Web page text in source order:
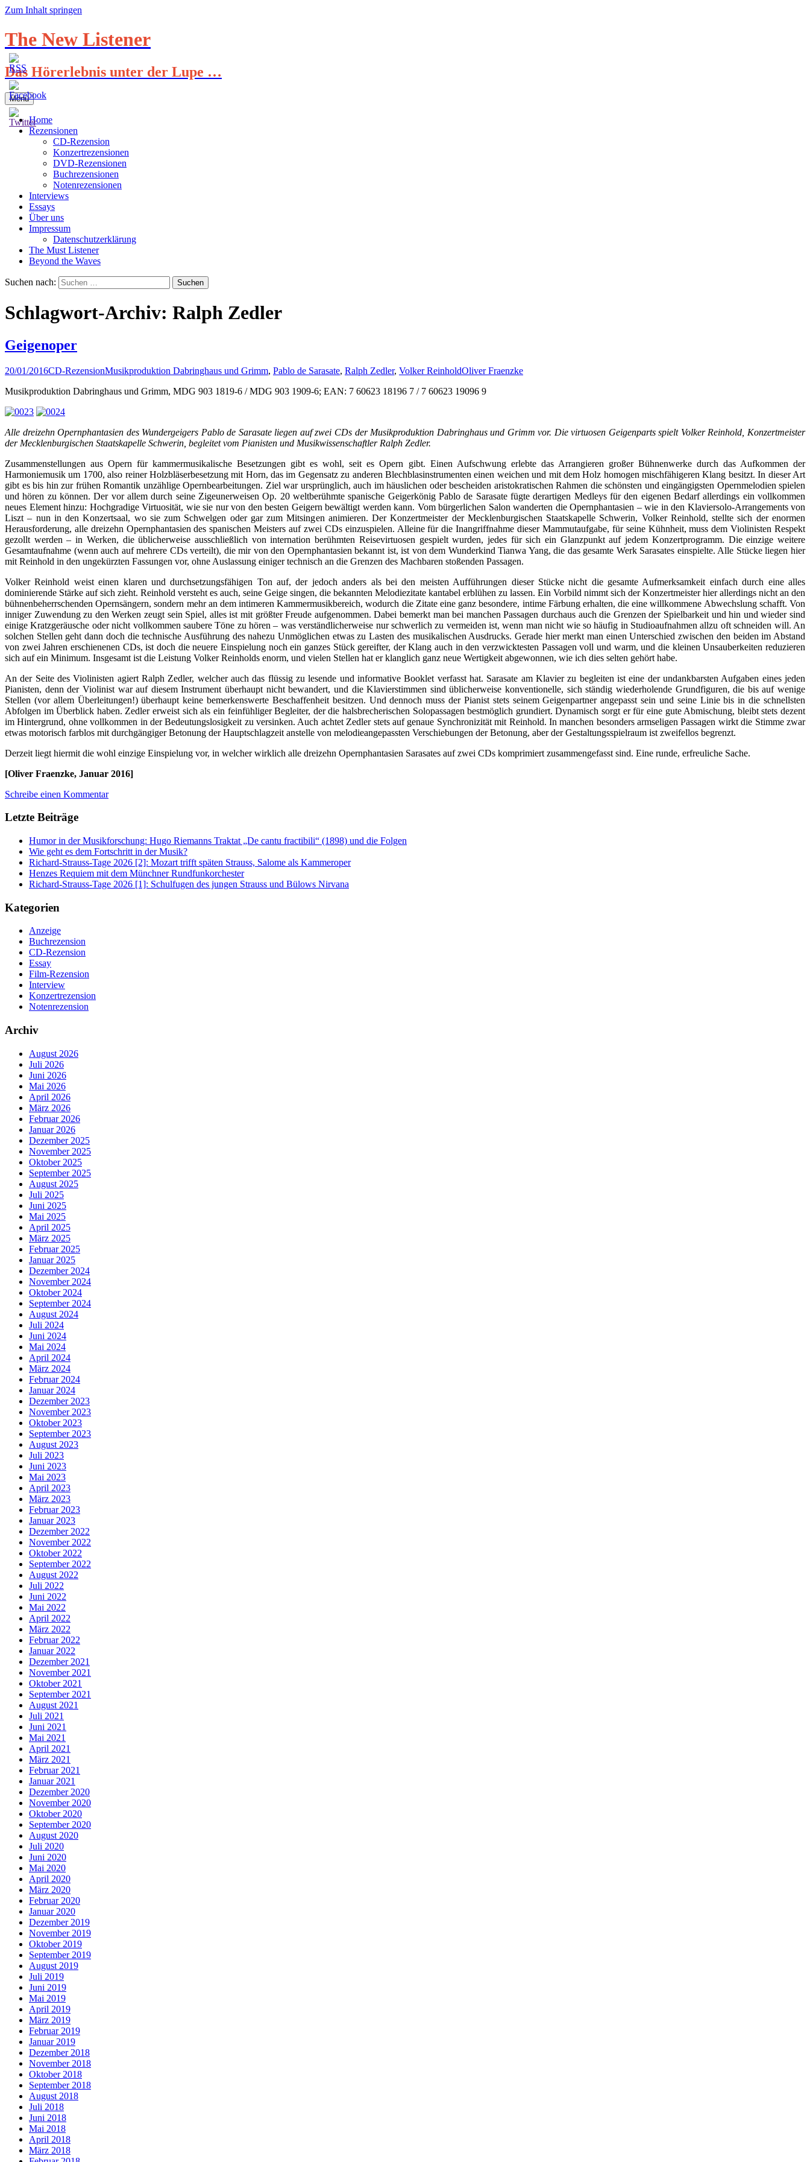
Zum Inhalt springen
The New Listener
Das Hörerlebnis unter der Lupe …
Menü
Home
Rezensionen
CD-Rezension
Konzertrezensionen
DVD-Rezensionen
Buchrezensionen
Notenrezensionen
Interviews
Essays
Über uns
Impressum
Datenschutzerklärung
The Must Listener
Beyond the Waves
Suchen nach:
Schlagwort-Archiv: Ralph Zedler
Geigenoper
20/01/2016CD-RezensionMusikproduktion Dabringhaus und Grimm, Pablo de Sarasate, Ralph Zedler, Volker ReinholdOliver Fraenzke
Musikproduktion Dabringhaus und Grimm, MDG 903 1819-6 / MDG 903 1909-6; EAN: 7 60623 18196 7 / 7 60623 19096 9
Alle dreizehn Opernphantasien des Wundergeigers Pablo de Sarasate liegen auf zwei CDs der Musikproduktion Dabringhaus und Grimm vor. Die virtuosen Geigenparts spielt Volker Reinhold, Konzertmeister
der Mecklenburgischen Staatskapelle Schwerin, begleitet vom Pianisten und Musikwissenschaftler Ralph Zedler.
Zusammenstellungen aus Opern für kammermusikalische Besetzungen gibt es wohl, seit es Opern gibt. Einen Aufschwung erlebte das Arrangieren großer Bühnenwerke durch das Aufkommen der
Harmoniemusik um 1700, also reiner Holzbläserbesetzung mit Horn, das im Gegensatz zu anderen Blechblasinstrumenten einen weichen und mit dem Holz homogen mischfähigeren Klang besitzt. In dieser Art
gibt es bis hin zur frühen Romantik unzählige Opernbearbeitungen. Ziel war ursprünglich, auch im häuslichen oder bescheiden aristokratischen Rahmen die schönsten und eingängigsten Opernmelodien spielen
und hören zu können. Der vor allem durch seine Zigeunerweisen Op. 20 weltberühmte spanische Geigerkönig Pablo de Sarasate fügte derartigen Medleys für den eigenen Bedarf allerdings ein vollkommen
neues Element hinzu: Hochgradige Virtuosität, wie sie nur von den besten Geigern bewältigt werden kann. Vom bürgerlichen Salon wanderten die Opernphantasien – wie in den Klaviersolo-Arrangements von
Liszt – nun in den Konzertsaal, wo sie zum Schwelgen oder gar zum Mitsingen animieren. Der Konzertmeister der Mecklenburgischen Staatskapelle Schwerin, Volker Reinhold, stellte sich der enormen
Herausforderung, alle dreizehn Opernphantasien des spanischen Meisters auf zwei CDs einzuspielen. Alleine für die Inangriffnahme dieser Mammutaufgabe, für seine Kühnheit, muss dem Violinisten Respekt
gezollt werden – in Werken, die üblicherweise ausschließlich von internation berühmten Reisevirtuosen gespielt wurden, jedes für sich ein Glanzpunkt auf jedem Konzertprogramm. Die einzige weitere
Gesamtaufnahme (wenn auch auf mehrere CDs verteilt), die mir von den Opernphantasien bekannt ist, ist von dem Wunderkind Tianwa Yang, die das gesamte Werk Sarasates einspielte. Alle Stücke liegen hier
mit Reinhold in den ungekürzten Fassungen vor, ohne Auslassung einiger technisch an die Grenzen des Machbaren stoßenden Passagen.
Volker Reinhold weist einen klaren und durchsetzungsfähigen Ton auf, der jedoch anders als bei den meisten Aufführungen dieser Stücke nicht die gesamte Aufmerksamkeit einfach durch eine alles
dominierende Stärke auf sich zieht. Reinhold versteht es auch, seine Geige singen, die bekannten Melodiezitate kantabel erblühen zu lassen. Ein Vorbild nimmt sich der Konzertmeister hier allerdings nicht an den
bühnenbeherrschenden Opernsängern, sondern mehr an dem intimeren Kammermusikbereich, wodurch die Zitate eine ganz besondere, intime Färbung erhalten, die eine willkommene Abwechslung schafft. Von
inniger Zuwendung zu den Werken zeugt sein Spiel, alles ist mit größter Freude aufgenommen. Dabei bemerkt man bei manchen Passagen durchaus auch die Grenzen der Spielbarkeit und hin und wieder sind
einige Kratzgeräusche oder nicht vollkommen saubere Töne zu hören – was verständlicherweise nur schwerlich zu vermeiden ist, wenn man nicht wie so häufig in Studioaufnahmen allzu oft schneiden will. An
solchen Stellen geht dann doch die technische Ausführung des nahezu Unmöglichen etwas zu Lasten des musikalischen Ausdrucks. Gerade hier merkt man einen Unterschied zwischen den beiden im Abstand
von zwei Jahren erschienenen CDs, ist doch die neuere Einspielung noch ein ganzes Stück gereifter, der Klang auch in den verzwicktesten Passagen voll und warm, und die kleinen Unsauberkeiten reduzieren
sich auf ein Minimum. Insgesamt ist die Leistung Volker Reinholds enorm, und vielen Stellen hat er klanglich ganz neue Wertigkeit abgewonnen, wie ich dies selten gehört habe.
An der Seite des Violinisten agiert Ralph Zedler, welcher auch das flüssig zu lesende und informative Booklet verfasst hat. Sarasate am Klavier zu begleiten ist eine der undankbarsten Aufgaben eines jeden
Pianisten, denn der Violinist war auf diesem Instrument überhaupt nicht bewandert, und die Klavierstimmen sind üblicherweise konventionelle, sich ständig wiederholende Grundfiguren, die bis auf wenige
Stellen (vor allem Überleitungen!) überhaupt keine bemerkenswerte Beschaffenheit besitzen. Und dennoch muss der Pianist stets seinem Geigenpartner angepasst sein und seine Linie bis in die schnellsten
Abfolgen im Überblick haben. Zedler erweist sich als ein feinfühliger Begleiter, der die halsbrecherischen Solopassagen bestmöglich grundiert. Dynamisch sorgt er für eine gute Abmischung, bleibt stets dezent
im Hintergrund, ohne vollkommen in der Bedeutungslosigkeit zu versinken. Auch achtet Zedler stets auf genaue Synchronizität mit Reinhold. In manchen besonders armseligen Passagen wirkt die Stimme zwar
etwas motorisch farblos mit durchgängiger Betonung der Hauptschlagzeit anstelle von melodieangepassten Verschiebungen der Betonung, aber der Gestaltungsspielraum ist zweifellos begrenzt.
Derzeit liegt hiermit die wohl einzige Einspielung vor, in welcher wirklich alle dreizehn Opernphantasien Sarasates auf zwei CDs komprimiert zusammengefasst sind. Eine runde, erfreuliche Sache.
[Oliver Fraenzke, Januar 2016]
Schreibe einen Kommentar
Letzte Beiträge
Humor in der Musikforschung: Hugo Riemanns Traktat „De cantu fractibili“ (1898) und die Folgen
Wie geht es dem Fortschritt in der Musik?
Richard-Strauss-Tage 2026 [2]: Mozart trifft späten Strauss, Salome als Kammeroper
Henzes Requiem mit dem Münchner Rundfunkorchester
Richard-Strauss-Tage 2026 [1]: Schulfugen des jungen Strauss und Bülows Nirvana
Kategorien
Anzeige
Buchrezension
CD-Rezension
Essay
Film-Rezension
Interview
Konzertrezension
Notenrezension
Archiv
August 2026
Juli 2026
Juni 2026
Mai 2026
April 2026
März 2026
Februar 2026
Januar 2026
Dezember 2025
November 2025
Oktober 2025
September 2025
August 2025
Juli 2025
Juni 2025
Mai 2025
April 2025
März 2025
Februar 2025
Januar 2025
Dezember 2024
November 2024
Oktober 2024
September 2024
August 2024
Juli 2024
Juni 2024
Mai 2024
April 2024
März 2024
Februar 2024
Januar 2024
Dezember 2023
November 2023
Oktober 2023
September 2023
August 2023
Juli 2023
Juni 2023
Mai 2023
April 2023
März 2023
Februar 2023
Januar 2023
Dezember 2022
November 2022
Oktober 2022
September 2022
August 2022
Juli 2022
Juni 2022
Mai 2022
April 2022
März 2022
Februar 2022
Januar 2022
Dezember 2021
November 2021
Oktober 2021
September 2021
August 2021
Juli 2021
Juni 2021
Mai 2021
April 2021
März 2021
Februar 2021
Januar 2021
Dezember 2020
November 2020
Oktober 2020
September 2020
August 2020
Juli 2020
Juni 2020
Mai 2020
April 2020
März 2020
Februar 2020
Januar 2020
Dezember 2019
November 2019
Oktober 2019
September 2019
August 2019
Juli 2019
Juni 2019
Mai 2019
April 2019
März 2019
Februar 2019
Januar 2019
Dezember 2018
November 2018
Oktober 2018
September 2018
August 2018
Juli 2018
Juni 2018
Mai 2018
April 2018
März 2018